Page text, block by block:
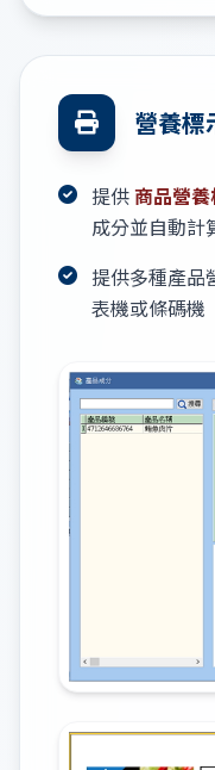
營養標
提供商品營
成分並自動計
提供多種產品
表機或條碼機